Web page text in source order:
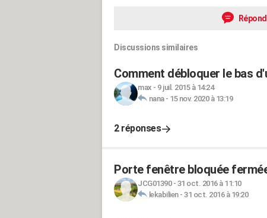
Discussions similaires
Comment débloquer le bas
max - 9 juil. 2015 à 14:24
nana- 15 nov. 2020 à 13:19
2 réponses
Porte fenêtre bloquée
JCG01390- 31 oct. 2016 à 11:10
lekabilien- 31 oct. 2016 à 19:20